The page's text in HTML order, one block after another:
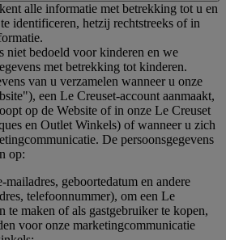
alle informatie met betrekking tot u en
identificeren, hetzij rechtstreeks of in
niet bedoeld voor kinderen en we
met betrekking tot kinderen.
van u verzamelen wanneer u onze
een Le Creuset-account aanmaakt,
op de Website of in onze Le Creuset
en Outlet Winkels) of wanneer u zich
De persoonsgegevens
op:
mailadres, geboortedatum en andere
telefoonnummer), om een Le
te maken of als gastgebruiker te kopen,
voor onze marketingcommunicatie